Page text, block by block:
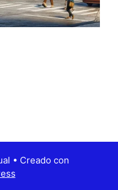
• Creado con